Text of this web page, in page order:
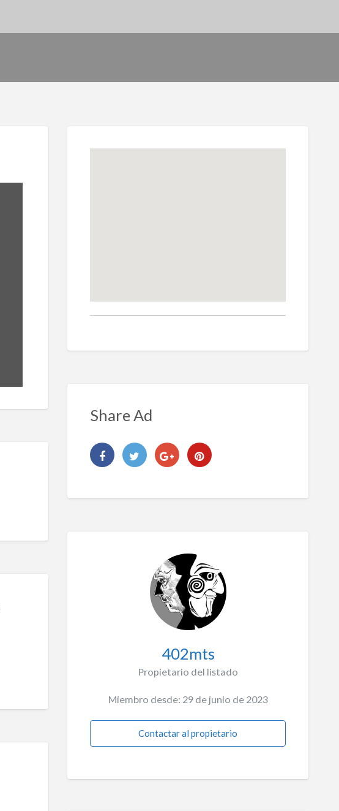
Share Ad
402mts
Propietario del listado
Miembro desde: 29 de junio de 2023
Contactar al propietario